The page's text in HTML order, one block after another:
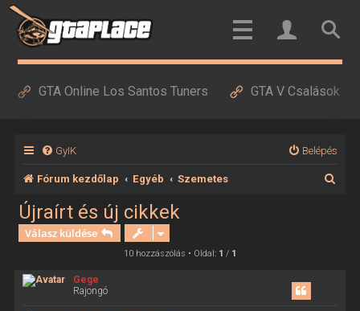
GTA Online Los Santos Tuners GTA V Csalások
GyIK Belépés
Fórum kezdőlap Egyéb Szemetes
Újraírt és új cikkek
Válasz küldése
10 hozzászólás • Oldal: 1 / 1
Gege
Rajongó